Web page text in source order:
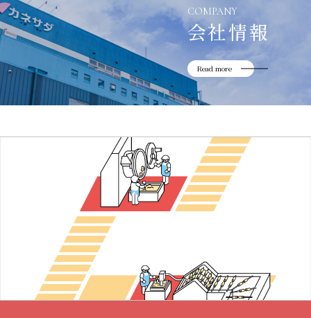
COMPANY
会社情報
Read more